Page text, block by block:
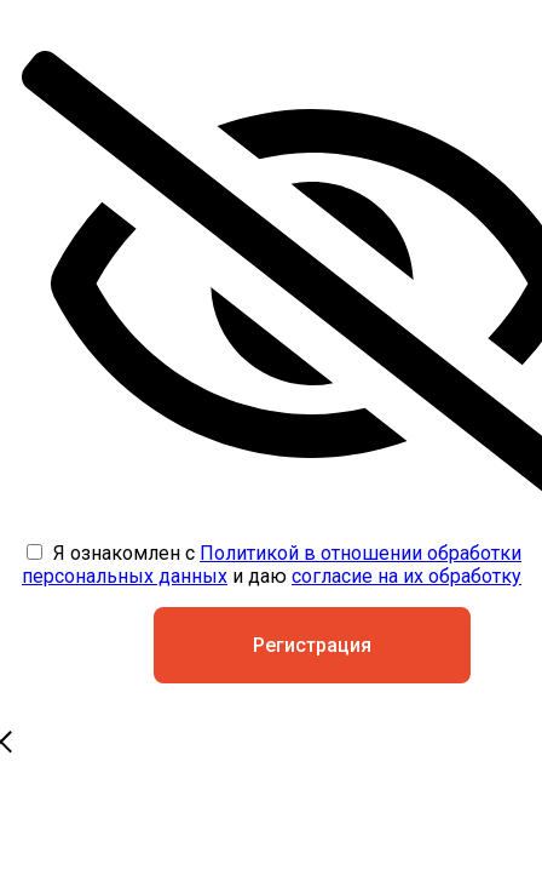
Я ознакомлен с Политикой в отношении обработки
персональных данных и даю согласие на их обработку
Регистрация